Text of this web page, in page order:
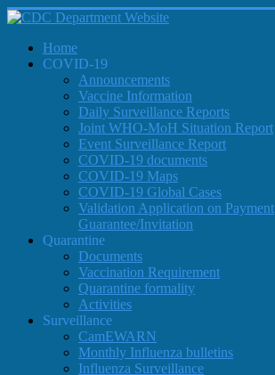
Home
COVID-19
Announcements
Vaccine Information
Daily Surveillance Reports
Joint WHO-MoH Situation Report
Event Surveillance Report
COVID-19 documents
COVID-19 Maps
COVID-19 Global Cases
Validation Application on Payment
Guarantee/Invitation
Quarantine
Documents
Vaccination Requirement
Quarantine formality
Activities
Surveillance
CamEWARN
Monthly Influenza bulletins
Influenza Surveillance